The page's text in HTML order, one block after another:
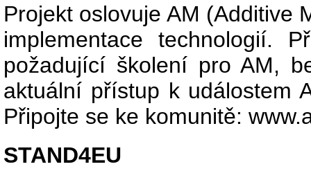
Projekt oslovuje AM (Additive
implementace technologií.
požadující školení pro AM,
aktuální přístup k událostem
Připojte se ke komunitě:
STAND4EU